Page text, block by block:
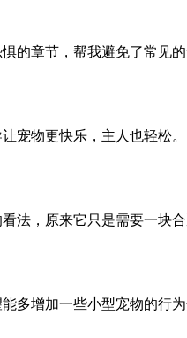
的章节，帮我避免了常见的
宠物更快乐，主人也轻松。
法，原来它只是需要一块
多增加一些小型宠物的行为